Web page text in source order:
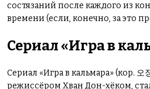
состязаний после каждого из
времени (если, конечно, за это
Сериал «Игра в
Сериал «Игра в кальмара» (кор.
режиссёром Хван Дон-хёком,